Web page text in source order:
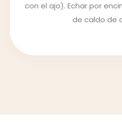
con el ajo). Echar por
de caldo de